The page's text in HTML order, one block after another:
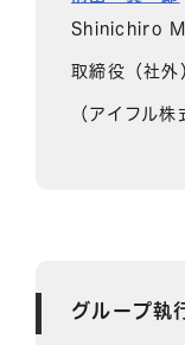
Shinichiro
取締役（社外
（アイフル
グループ執